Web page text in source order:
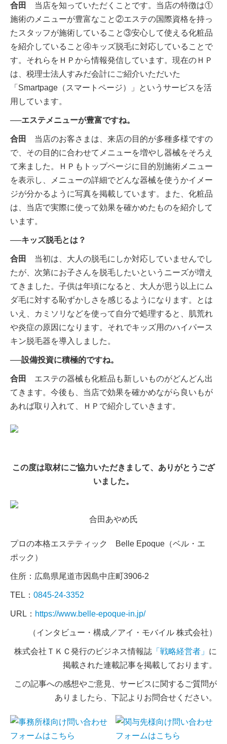
合田
当店を知っていただくことです。当店の特徴は①
施術のメニューが豊富なこと②エステの国際資格を持っ
たスタッフが施術していること③安心して使える化粧品
を紹介していること④キッズ脱毛に対応していることで
す。それらをＨＰから情報発信しています。現在のＨＰ
は、税理士法人すみだ会計にご紹介いただいた
「Smartpage（スマートページ）」というサービスを活
用しています。
──エステメニューが豊富ですね。
合田
当店のお客さまは、来店の目的が多種多様ですの
で、その目的に合わせてメニューを増やし器械をそろえ
て来ました。ＨＰもトップページに目的別施術メニュー
を表示し、メニューの詳細でどんな器械を使うかイメー
ジが分かるように写真を掲載しています。また、化粧品
は、当店で実際に使って効果を確かめたものを紹介して
います。
──キッズ脱毛とは？
合田
当初は、大人の脱毛にしか対応していませんでし
たが、次第にお子さんを脱毛したいというニーズが増え
てきました。子供は年頃になると、大人が思う以上にム
ダ毛に対する恥ずかしさを感じるようになります。とは
いえ、カミソリなどを使って自分で処理すると、肌荒れ
や炎症の原因になります。それでキッズ用のハイパース
キン脱毛器を導入しました。
──設備投資に積極的ですね。
合田
エステの器械も化粧品も新しいものがどんどん出
てきます。今後も、当店で効果を確かめながら良いもが
あれば取り入れて、ＨＰで紹介していきます。
この度は取材にご協力いただきまして、ありがとうござ
いました。
合田あやめ氏
プロの本格エステティック Belle Epoque（ベル・エ
ポック）
住所：広島県尾道市因島中庄町3906-2
TEL： 0845-24-3352
URL： https://www.belle-epoque-in.jp/
（インタビュー・構成／アイ・モバイル 株式会社）
株式会社ＴＫＣ発行のビジネス情報誌 「戦略経営者」 に
掲載された連載記事を掲載しております。
この記事への感想やご意見、サービスに関するご質問が
ありましたら、下記よりお問合せください。